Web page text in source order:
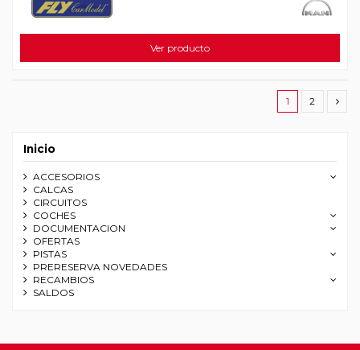
Ver producto
1 2
Inicio
ACCESORIOS
CALCAS
CIRCUITOS
COCHES
DOCUMENTACION
OFERTAS
PISTAS
PRERESERVA NOVEDADES
RECAMBIOS
SALDOS